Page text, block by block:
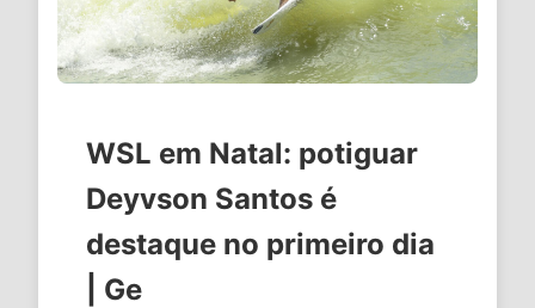
WSL em Natal: potiguar
Deyvson Santos é
destaque no primeiro dia
| Ge